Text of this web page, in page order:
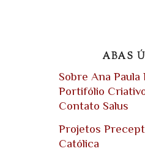
ABAS
Sobre Ana Paula
Portifólio
Contato Salus
Projetos
Católica